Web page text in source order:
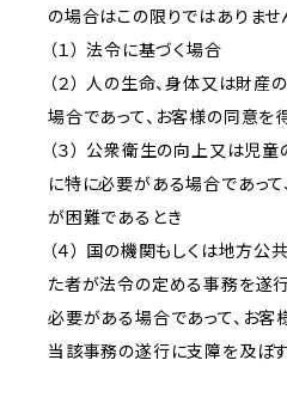
の場合はこの限りではありませ
（１） 法令に基づく場合
（２） 人の生命、身体又は財
場合であって、お客様の同意を
（３） 公衆衛生の向上又は児
に特に必要がある場合であっ
が困難であるとき
（４） 国の機関もしくは地方
た者が法令の定める事務を遂
必要がある場合であって、お客
当該事務の遂行に支障を及ぼ